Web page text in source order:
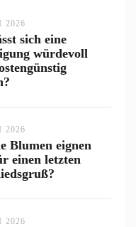
2026
sich eine
würdevoll
2026
Blumen eignen
einen letzten
2026